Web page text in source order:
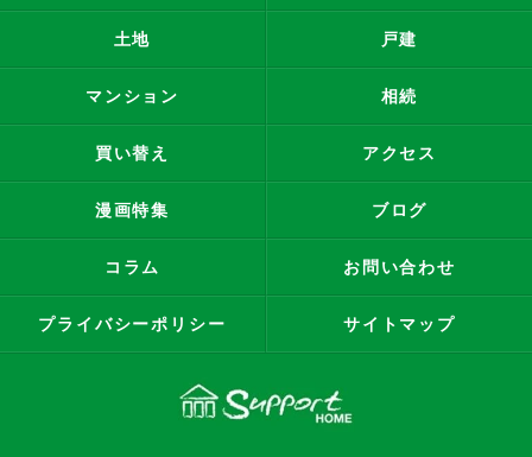
土地 戸建
マンション 相続
買い替え アクセス
漫画特集 ブログ
コラム お問い合わせ
プライバシーポリシー サイトマップ